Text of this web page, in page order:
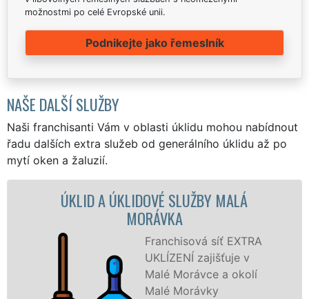
možnostmi po celé Evropské unii.
Podnikejte jako řemeslník
NAŠE DALŠÍ SLUŽBY
Naši franchisanti Vám v oblasti úklidu mohou nabídnout
řadu dalších extra služeb od generálního úklidu až po
mytí oken a žaluzií.
A ÚKLIDOVÉ SLUŽBY MALÁ
Franchisová síť EXTRA
UKLÍZENÍ zajišťuje v
Malé Morávce a okolí
Malé Morávky